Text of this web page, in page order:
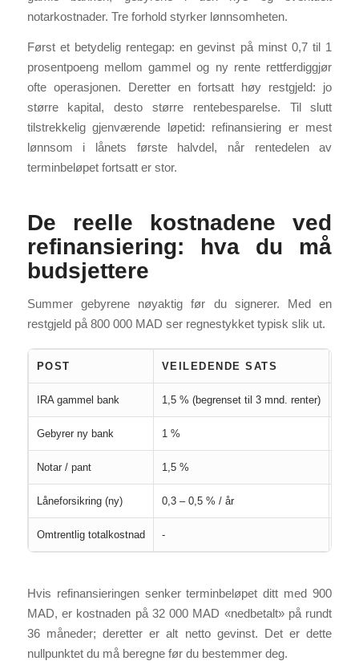
notarkostnader. Tre forhold styrker lønnsomheten.
Først et betydelig rentegap: en gevinst på minst 0,7 til 1
prosentpoeng mellom gammel og ny rente rettferdiggjør
ofte operasjonen. Deretter en fortsatt høy restgjeld: jo
større kapital, desto større rentebesparelse. Til slutt
tilstrekkelig gjenværende løpetid: refinansiering er mest
lønnsom i lånets første halvdel, når rentedelen av
terminbeløpet fortsatt er stor.
De reelle kostnadene ved
refinansiering: hva du må
budsjettere
Summer gebyrene nøyaktig før du signerer. Med en
restgjeld på 800 000 MAD ser regnestykket typisk slik ut.
POST VEILEDENDE SATS
IRA gammel bank 1,5 % (begrenset til 3 mnd. renter)
Gebyrer ny bank 1 %
Notar / pant 1,5 %
Låneforsikring (ny) 0,3 – 0,5 % / år
Omtrentlig totalkostnad -
Hvis refinansieringen senker terminbeløpet ditt med 900
MAD, er kostnaden på 32 000 MAD «nedbetalt» på rundt
36 måneder; deretter er alt netto gevinst. Det er dette
nullpunktet du må beregne før du bestemmer deg.